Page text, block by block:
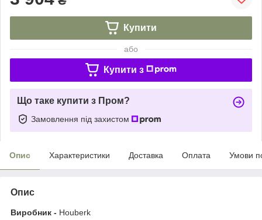
Купити
або
Купити з
Що таке купити з Пром?
Замовлення під захистом
Опис Характеристики Доставка Оплата Умови
Опис
Виробник - Houberk